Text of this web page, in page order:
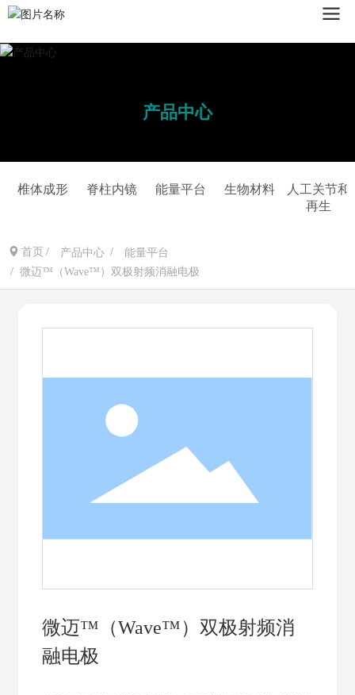
产品中心
椎体成形 脊柱内镜 能量平台 生物材料
人工关节和
再生
首页 产品中心
能量平台
微迈™（Wave™）双极射频消融电极
微迈™（Wave™）双极射频消
融电极